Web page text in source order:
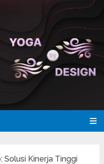
Solusi Kinerja Tinggi